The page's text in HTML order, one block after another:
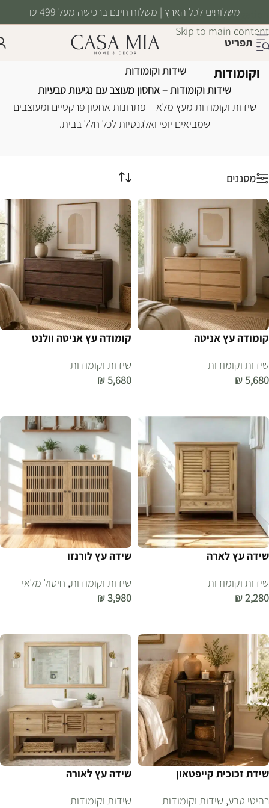
Skip to navigation
Skip to main content
משלוחים לכל הארץ | משלוח חינם ברכישה מעל 499 ₪
תפריט
שידות
וקומודות
עמוד הבית/רהיטים/ריהוט משלים
שידות וקומודות
שידות וקומודות – אחסון מעוצב עם נגיעות טבעיות
שידות וקומודות מעץ מלא – פתרונות אחסון פרקטיים ומעוצבים
שמביאים יופי ואלגנטיות לכל חלל בבית.
מסננים
קומודה עץ אניטה
שידות וקומודות
₪5,680
קומודה עץ אניטה וולנט
שידות וקומודות
₪5,680
שידה עץ לארה
שידות וקומודות
₪2,280
שידה עץ לורנזו
שידות וקומודות, חיסול מלאי
₪3,980
שידת זכוכית קייפטאון
רהיטי טבע, שידות וקומודות
שידה עץ לאורה
שידות וקומודות